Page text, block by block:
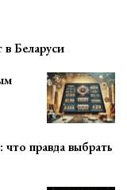
Беларуси
правда выбрать